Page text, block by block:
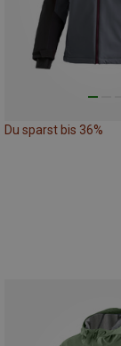
Du sparst bis 36%